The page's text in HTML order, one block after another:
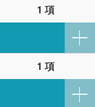
1 項
1 項